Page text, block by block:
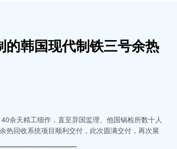
韩国现代制铁三号余热
余天精工细作，直至异国监理、他国锅检所数十人
热回收系统项目顺利交付，此次圆满交付，再次展